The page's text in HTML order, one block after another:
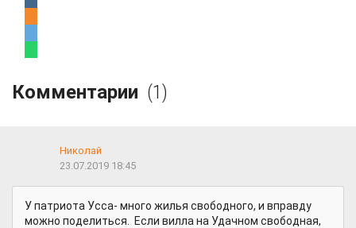
Комментарии (1)
Николай
23.07.2019 18:45
У патриота Усса- много жилья свободного, и вправду
можно поделиться. Если вилла на Удачном свободная,